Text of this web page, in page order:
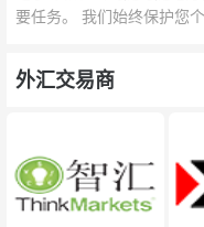
要任务。 我们始终保护您
外汇交易商